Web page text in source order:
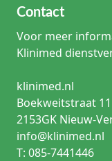
Contact
Voor meer
Klinimed
klinimed.nl
Boekweitstraat 11
2153GK Nieuw-
info@klinimed.nl
T: 085-7441446